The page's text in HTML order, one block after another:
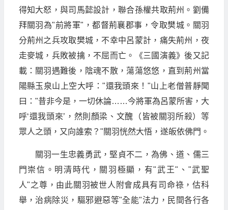
得知大怒，與司馬懿設計，聯合孫權共取荊州。劉備
拜關羽為"前將軍"，都督荊襄郡事，令取樊城。關羽
分荊州之兵攻取樊城，不幸中呂蒙計，痛失荊州，夜
走麥城，兵敗被擒，不屈而亡。《三國演義》後又記
載：關羽遇難後，陰魂不散，蕩蕩悠悠，直到荊州當
陽縣玉泉山上空大呼："還我頭來！"山上老僧普靜聞
曰："昔非今是，一切休論……今將軍為呂蒙所害，大
呼‘還我頭來’，然則顏梁、文醜（皆被關羽所殺）等
眾人之頭，又向誰索？"關羽恍然大悟，遂皈依佛門。
關羽一生忠義勇武，堅貞不二，為佛、道、儒三
門崇信。明清時代，關羽極顯，有"武王"、"武聖
人"之尊，由此關羽被世人附會成具有司命祿，估科
舉，治病除災，驅邪避惡等"全能"法力，民間各行各